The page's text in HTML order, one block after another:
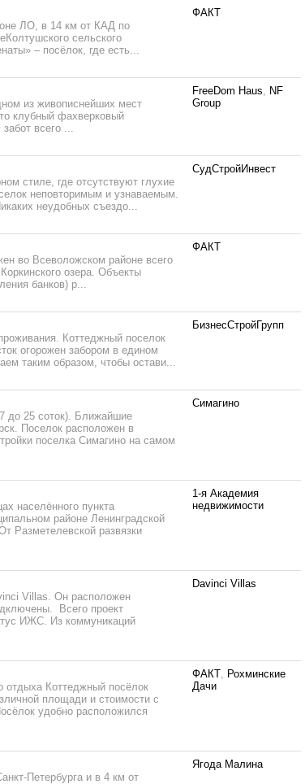
ЛО, в 14 км от КАД по
сельского
– посёлок, где есть...
ФАКТ
из живописнейших мест
клубный фахверковый
всего ...
FreeDom Нaus, NF
Group
стиле, где отсутствуют глухие
неповторимым и узнаваемым.
неудобных съездо...
СудСтройИнвест
во Всеволожском районе всего
озера. Объекты
банков) р...
ФАКТ
Коттеджный поселок
огорожен забором в едином
таким образом, чтобы остави...
БизнесСтройГрупп
до 25 соток). Ближайшие
Поселок расположен в
поселка Симагино на самом
Симагино
населённого пункта
районе Ленинградской
Разметелевской развязки
1-я Академия
недвижимости
Villas. Он расположен
Всего проект
ИЖС. Из коммуникаций
Davinci Villas
отдыха Коттеджный посёлок
площади и стоимости с
удобно расположился
ФАКТ, Рохминские
Дачи
Петербурга и в 4 км от
Ягода Малина